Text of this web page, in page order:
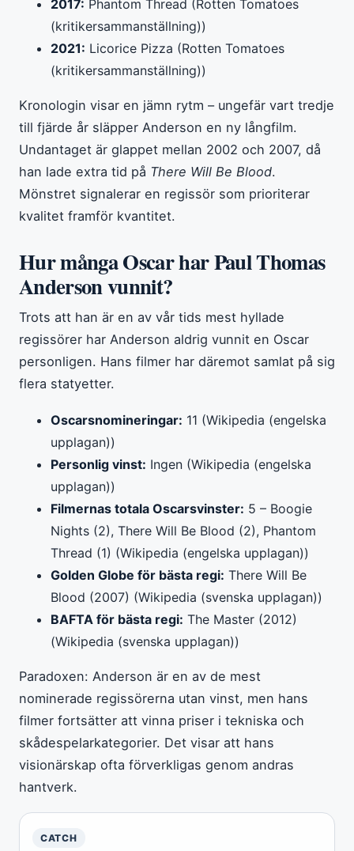
2017: Phantom Thread (Rotten Tomatoes
(kritikersammanställning))
2021: Licorice Pizza (Rotten Tomatoes
(kritikersammanställning))
Kronologin visar en jämn rytm – ungefär vart tredje
till fjärde år släpper Anderson en ny långfilm.
Undantaget är glappet mellan 2002 och 2007, då
han lade extra tid på There Will Be Blood.
Mönstret signalerar en regissör som prioriterar
kvalitet framför kvantitet.
Hur många Oscar har Paul Thomas
Anderson vunnit?
Trots att han är en av vår tids mest hyllade
regissörer har Anderson aldrig vunnit en Oscar
personligen. Hans filmer har däremot samlat på sig
flera statyetter.
Oscarsnomineringar: 11 (Wikipedia (engelska
upplagan))
Personlig vinst: Ingen (Wikipedia (engelska
upplagan))
Filmernas totala Oscarsvinster: 5 – Boogie
Nights (2), There Will Be Blood (2), Phantom
Thread (1) (Wikipedia (engelska upplagan))
Golden Globe för bästa regi: There Will Be
Blood (2007) (Wikipedia (svenska upplagan))
BAFTA för bästa regi: The Master (2012)
(Wikipedia (svenska upplagan))
Paradoxen: Anderson är en av de mest
nominerade regissörerna utan vinst, men hans
filmer fortsätter att vinna priser i tekniska och
skådespelarkategorier. Det visar att hans
visionärskap ofta förverkligas genom andras
hantverk.
CATCH